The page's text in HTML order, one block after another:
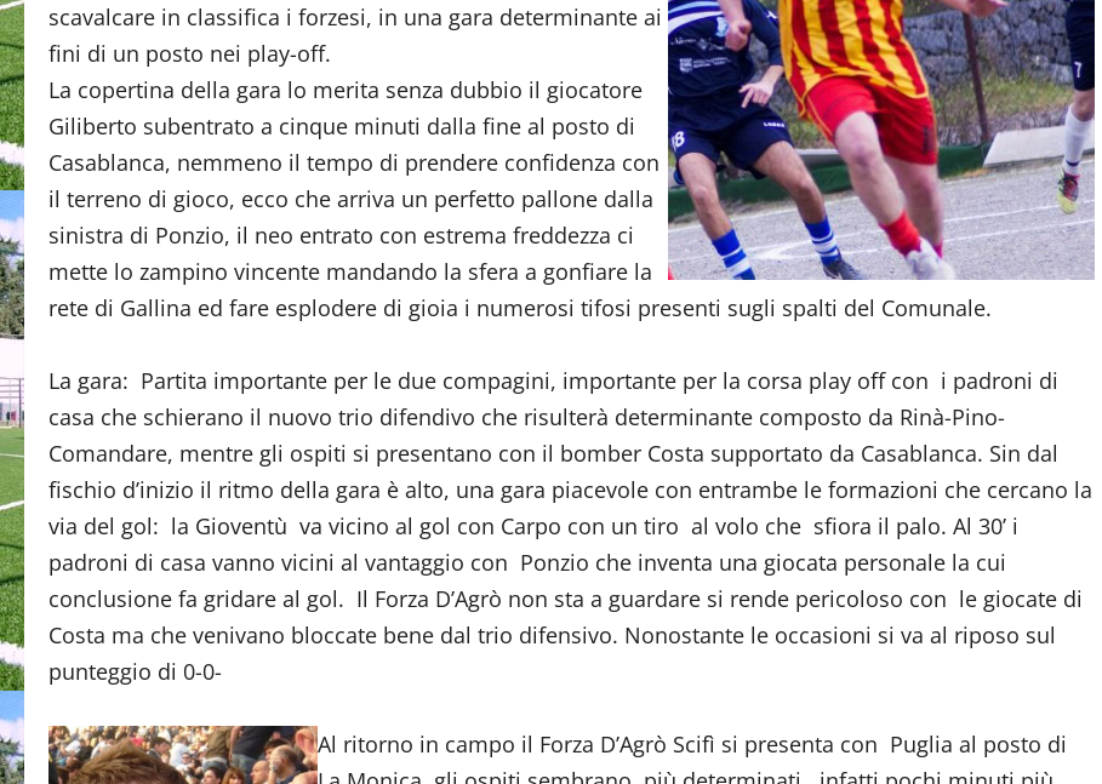
scavalcare in classifica i forzesi, in una gara determinante ai
fini di un posto nei play-off.
La copertina della gara lo merita senza dubbio il giocatore
Giliberto subentrato a cinque minuti dalla fine al posto di
Casablanca, nemmeno il tempo di prendere confidenza con
il terreno di gioco, ecco che arriva un perfetto pallone dalla
sinistra di Ponzio, il neo entrato con estrema freddezza ci
mette lo zampino vincente mandando la sfera a gonfiare la
rete di Gallina ed fare esplodere di gioia i numerosi tifosi presenti sugli spalti del Comunale.
La gara: Partita importante per le due compagini, importante per la corsa play off con i padroni di
casa che schierano il nuovo trio difendivo che risulterà determinante composto da Rinà-Pino-
Comandare, mentre gli ospiti si presentano con il bomber Costa supportato da Casablanca. Sin dal
fischio d’inizio il ritmo della gara è alto, una gara piacevole con entrambe le formazioni che cercano la
via del gol: la Gioventù va vicino al gol con Carpo con un tiro al volo che sfiora il palo. Al 30’ i
padroni di casa vanno vicini al vantaggio con Ponzio che inventa una giocata personale la cui
conclusione fa gridare al gol. Il Forza D’Agrò non sta a guardare si rende pericoloso con le giocate di
Costa ma che venivano bloccate bene dal trio difensivo. Nonostante le occasioni si va al riposo sul
punteggio di 0-0-
Al ritorno in campo il Forza D’Agrò Scifì si presenta con Puglia al posto di